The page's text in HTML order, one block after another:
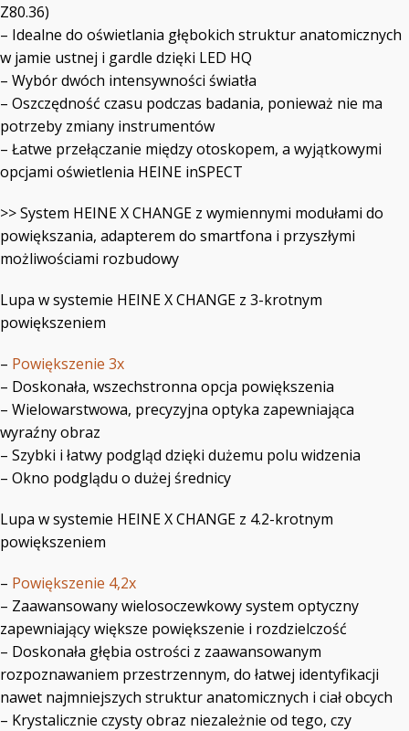
Z80.36)
– Idealne do oświetlania głębokich struktur anatomicznych
w jamie ustnej i gardle dzięki LED HQ
– Wybór dwóch intensywności światła
– Oszczędność czasu podczas badania, ponieważ nie ma
potrzeby zmiany instrumentów
– Łatwe przełączanie między otoskopem, a wyjątkowymi
opcjami oświetlenia HEINE inSPECT
>> System HEINE X CHANGE z wymiennymi modułami do
powiększania, adapterem do smartfona i przyszłymi
możliwościami rozbudowy
Lupa w systemie HEINE X CHANGE z 3-krotnym
powiększeniem
– Powiększenie 3x
– Doskonała, wszechstronna opcja powiększenia
– Wielowarstwowa, precyzyjna optyka zapewniająca
wyraźny obraz
– Szybki i łatwy podgląd dzięki dużemu polu widzenia
– Okno podglądu o dużej średnicy
Lupa w systemie HEINE X CHANGE z 4.2-krotnym
powiększeniem
– Powiększenie 4,2x
– Zaawansowany wielosoczewkowy system optyczny
zapewniający większe powiększenie i rozdzielczość
– Doskonała głębia ostrości z zaawansowanym
rozpoznawaniem przestrzennym, do łatwej identyfikacji
nawet najmniejszych struktur anatomicznych i ciał obcych
– Krystalicznie czysty obraz niezależnie od tego, czy